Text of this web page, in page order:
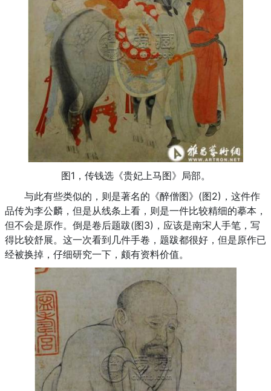
图1，传钱选《贵妃上马图》局部。
与此有些类似的，则是著名的《醉僧图》(图2)，这件作
品传为李公麟，但是从线条上看，则是一件比较精细的摹本，
但不会是原作。倒是卷后题跋(图3)，应该是南宋人手笔，写
得比较舒展。这一次看到几件手卷，题跋都很好，但是原作已
经被换掉，仔细研究一下，颇有资料价值。